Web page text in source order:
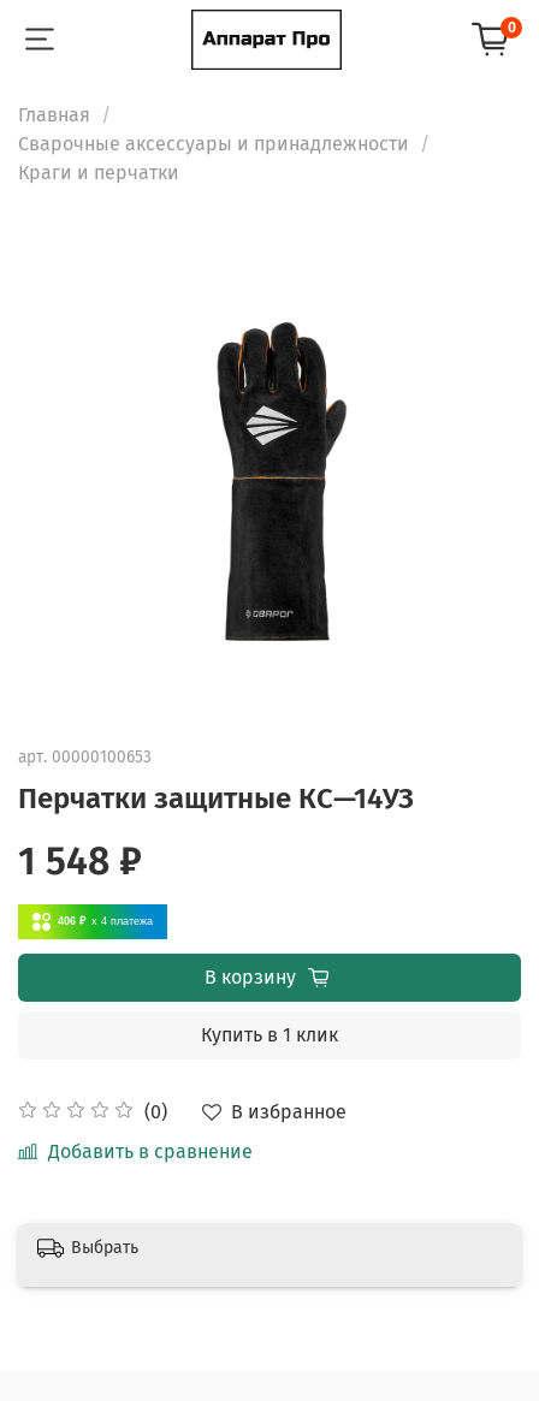
0
Главная
Сварочные аксессуары и принадлежности
Краги и перчатки
арт. 00000100653
Перчатки защитные КС—14УЗ
(0)
В избранное
Добавить в сравнение
1 548 ₽
406 ₽ x 4 платежа
В корзину
Купить в 1 клик
Выбрать